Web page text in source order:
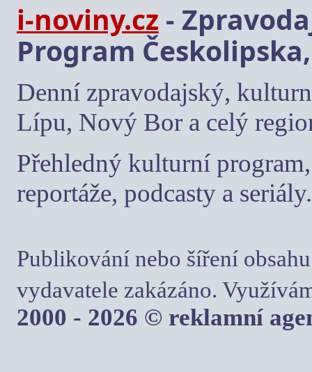
i-noviny.cz -
Program
Denní zpravodajský,
Lípu, Nový Bor a celý
Přehledný kulturní
reportáže, podcasty a seriály.
Publikování nebo šíření
vydavatele zakázáno.
2000 - 2026 © reklamní